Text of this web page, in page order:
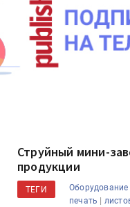
Струйный мини-
продукции
ТЕГИ Оборудование
печать |